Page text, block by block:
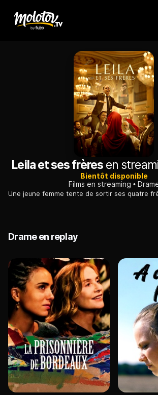
Leila et ses frèresen
Bientôt disponible
Films en streaming
Drame en replay